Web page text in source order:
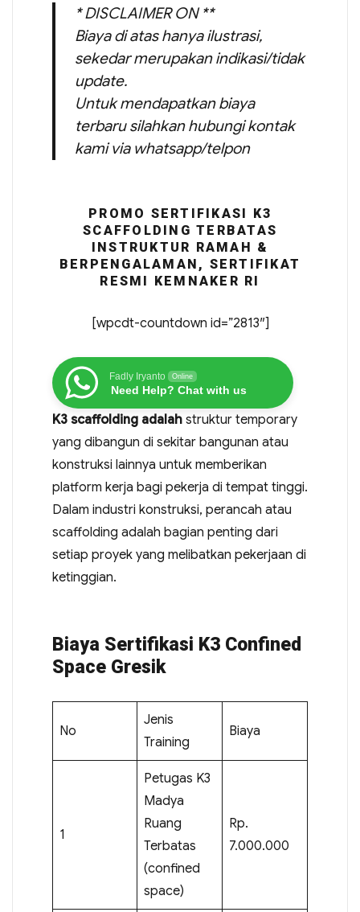
* DISCLAIMER ON **
Biaya di atas hanya ilustrasi,
sekedar merupakan indikasi/tidak
update.
Untuk mendapatkan biaya
terbaru silahkan hubungi kontak
kami via whatsapp/telpon
PROMO SERTIFIKASI K3
SCAFFOLDING TERBATAS
INSTRUKTUR RAMAH &
BERPENGALAMAN, SERTIFIKAT
RESMI KEMNAKER RI
[wpcdt-countdown id=”2813″]
Fadly Iryanto Online
Need Help? Chat with us
K3 scaffolding adalahstruktur temporary
yang dibangun di sekitar bangunan atau
konstruksi lainnya untuk memberikan
platform kerja bagi pekerja di tempat tinggi.
Dalam industri konstruksi, perancah atau
scaffolding adalah bagian penting dari
setiap proyek yang melibatkan pekerjaan di
ketinggian.
Biaya Sertifikasi K3 Confined
Space Gresik
No
Jenis
Training
Biaya
1
Petugas K3
Madya
Ruang
Terbatas
(confined
space)
Rp.
7.000.000